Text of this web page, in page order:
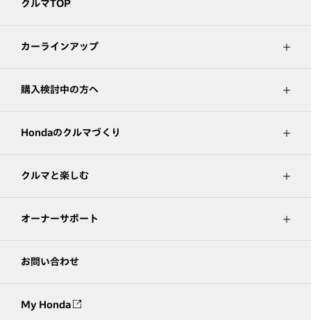
クルマTOP
カーラインアップ
購入検討中の方へ
Hondaのクルマづくり
クルマと楽しむ
オーナーサポート
お問い合わせ
My Honda